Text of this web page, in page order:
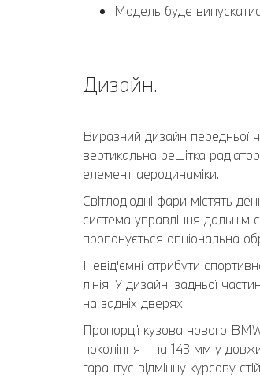
Модель буде
Дизайн.
Виразний дизайн передньої
вертикальна решітка
елемент аеродинаміки.
Світлодіодні фари містять
система управління дальнім
пропонується опціональна
Невід'ємні атрибути
лінія. У дизайні задньої
на задніх дверях.
Пропорції кузова нового
покоління - на 143 мм у
гарантує відмінну курсову